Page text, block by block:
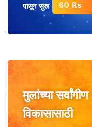
पासून सुरू 60 Rs
मुलांच्या सर्वांगीण
विकासासाठी